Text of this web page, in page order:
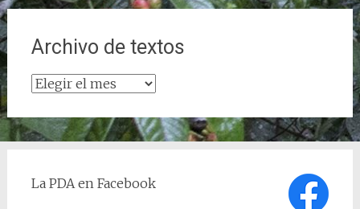
Archivo de textos
Archivo
textos
La PDA en Facebook